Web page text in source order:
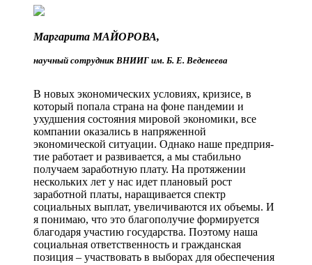
Маргарита МАЙОРОВА,
научный сотрудник ВНИИГ им. Б. Е. Веденеева
В новых экономических условиях, кризисе, в
который попала страна на фоне пандемии и
ухудшения состояния мировой экономики, все
компании оказались в напряженной
экономической ситуации. Однако наше предприя­
тие работает и развивается, а мы стабильно
получаем заработную плату. На протяжении
нескольких лет у нас идет плановый рост
заработной платы, наращивается спектр
социальных выплат, увеличиваются их объемы. И
я понимаю, что это благополучие формируется
благодаря участию государства. Поэтому наша
социальная ответственность и гражданская
позиция – участвовать в выборах для обеспечения